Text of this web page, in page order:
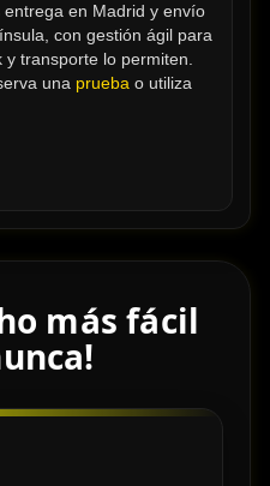
en Madrid y envío
con gestión ágil para
y transporte lo permiten.
una prueba
más fácil